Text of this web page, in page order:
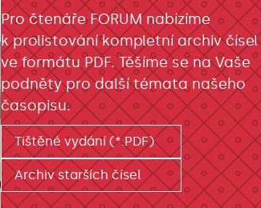
Pro čtenáře FORUM nabízíme
k prolistování kompletní archiv čísel
ve formátu PDF. Těšíme se na Vaše
podněty pro další témata našeho
časopisu.
Tištěné vydání (*.PDF)
Archiv starších čísel